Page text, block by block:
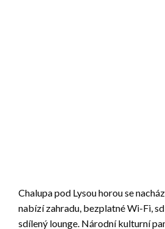
Chalupa pod Lysou horou se
nabízí zahradu, bezplatné Wi-Fi,
sdílený lounge. Národní kulturní